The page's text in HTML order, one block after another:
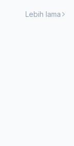
Lebih lama